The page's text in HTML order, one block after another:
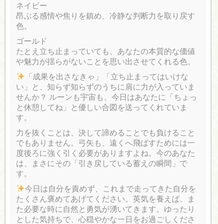
ネイビー
昂ぶる感情や焦りを鎮め、冷静な判断力を取り戻す
色。
ゴールド
たとえ立ち止まっていても、あなたの本質的な価値
や魅力が揺らがないことを思い出させてくれる色。
「成果を出さなきゃ」「立ち止まってはいけな
い」と、知らず知らずのうちに肩に力が入っていま
せんか？ ルーンも宇宙も、今日はあなたに「ちょっ
と休憩してね」と優しい合図を送ってくれていま
す。
力を抜くことは、決して諦めることでも負けること
でもありません。弓矢も、遠くへ飛ばすためには一
度後ろに強く引く必要がありますよね。今のあなた
は、まさにその「引き戻している蓄えの瞬間」で
す。
今日は自分を責めず、これまで走ってきた自分を
たくさん褒めてあげてください。英気を養えば、ま
た必要な時に自然と勇気が湧いてきます。ゆったり
とした気持ちで、心穏やかな一日をお過ごしくださ